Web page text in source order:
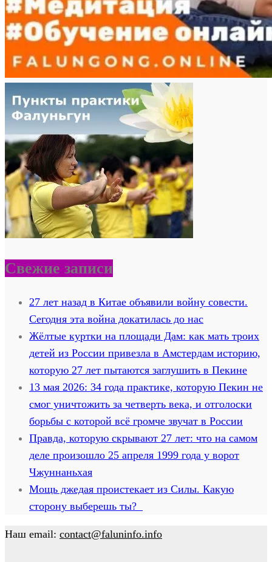
Свежие записи
27 лет назад в Китае объявили войну совести.
Сегодня эта война докатилась до нас
Жёлтые куртки на площади Дам: как мать троих
детей из России привезла в Амстердам историю,
которую 27 лет пытаются заглушить в Пекине
13 мая 2026: 34 года практике, которую Пекин не
смог уничтожить за четверть века, и отголоски
борьбы с которой всё громче звучат в России
Правда, которую скрывают 27 лет: что на самом
деле произошло 25 апреля 1999 года у ворот
Чжуннаньхая
Мощь джедая проистекает из Силы. Какую
сторону выберешь ты?
Наш email: contact@faluninfo.info